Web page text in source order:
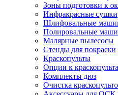
Зоны подготовки к
Инфракрасные сушки
Шлифовальные
Полировальные
Малярные пылесосы
Стенды для покраски
Краскопульты
Опции к
Комплекты дюз
Очистка